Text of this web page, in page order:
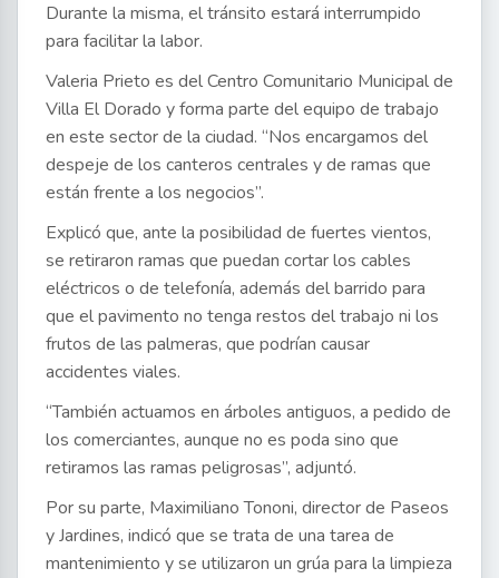
Durante la misma, el tránsito estará interrumpido
para facilitar la labor.
Valeria Prieto es del Centro Comunitario Municipal de
Villa El Dorado y forma parte del equipo de trabajo
en este sector de la ciudad. “Nos encargamos del
despeje de los canteros centrales y de ramas que
están frente a los negocios”.
Explicó que, ante la posibilidad de fuertes vientos,
se retiraron ramas que puedan cortar los cables
eléctricos o de telefonía, además del barrido para
que el pavimento no tenga restos del trabajo ni los
frutos de las palmeras, que podrían causar
accidentes viales.
“También actuamos en árboles antiguos, a pedido de
los comerciantes, aunque no es poda sino que
retiramos las ramas peligrosas”, adjuntó.
Por su parte, Maximiliano Tononi, director de Paseos
y Jardines, indicó que se trata de una tarea de
mantenimiento y se utilizaron un grúa para la limpieza